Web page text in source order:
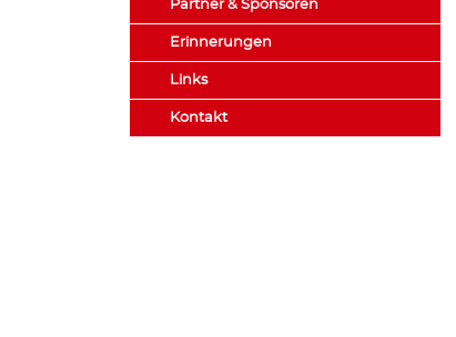
Partner & Sponsoren
Erinnerungen
Links
Kontakt